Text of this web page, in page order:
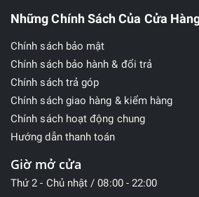
Những Chính Sách Của Cửa
Chính sách bảo mật
Chính sách bảo hành & đổi trả
Chính sách trả góp
Chính sách giao hàng & kiểm hàng
Chính sách hoạt động chung
Hướng dẫn thanh toán
Giờ mở cửa
Thứ 2 - Chủ nhật / 08:00 - 22:00